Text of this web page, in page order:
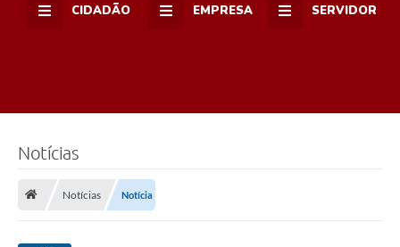
CIDADÃO EMPRESA SERVIDOR
Notícias
Notícias Notícia